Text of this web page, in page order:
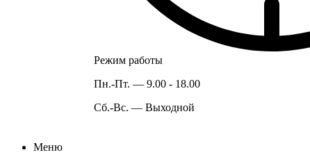
Режим работы
Пн.-Пт. — 9.00 - 18.00
Сб.-Вс. — Выходной
Меню